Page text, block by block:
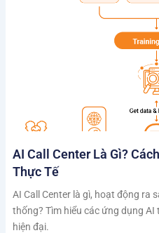
AI Call Center Là Gì?
Thực Tế
AI Call Center là gì, hoạt động ra
thống? Tìm hiểu các ứng dụng
hiện đại.